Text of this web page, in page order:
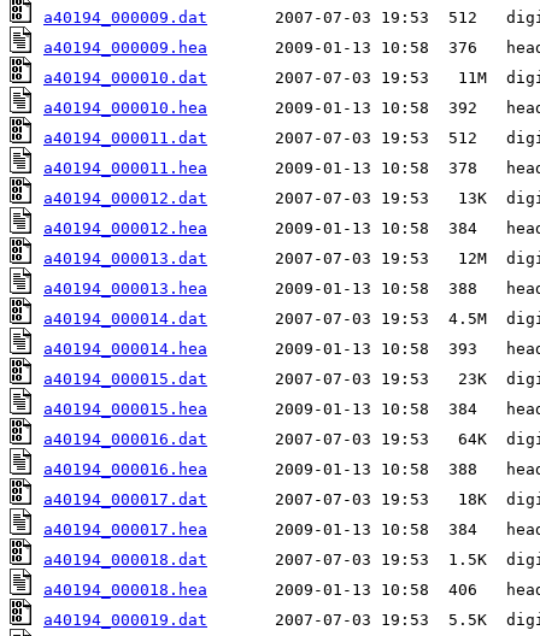
a40194_000009.dat
a40194_000009.hea
a40194_000010.dat
a40194_000010.hea
a40194_000011.dat
a40194_000011.hea
a40194_000012.dat
a40194_000012.hea
a40194_000013.dat
a40194_000013.hea
a40194_000014.dat
a40194_000014.hea
a40194_000015.dat
a40194_000015.hea
a40194_000016.dat
a40194_000016.hea
a40194_000017.dat
a40194_000017.hea
a40194_000018.dat
a40194_000018.hea
a40194_000019.dat